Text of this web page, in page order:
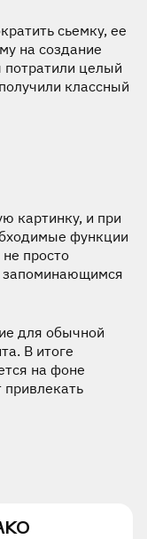
сьемку, ее
на создание
целый
классный
картинку, и при
функции
просто
для обычной
В итоге
на фоне
привлекать